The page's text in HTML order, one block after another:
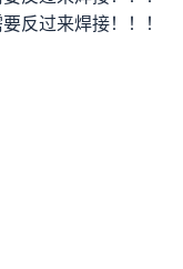
反过来焊接！！！